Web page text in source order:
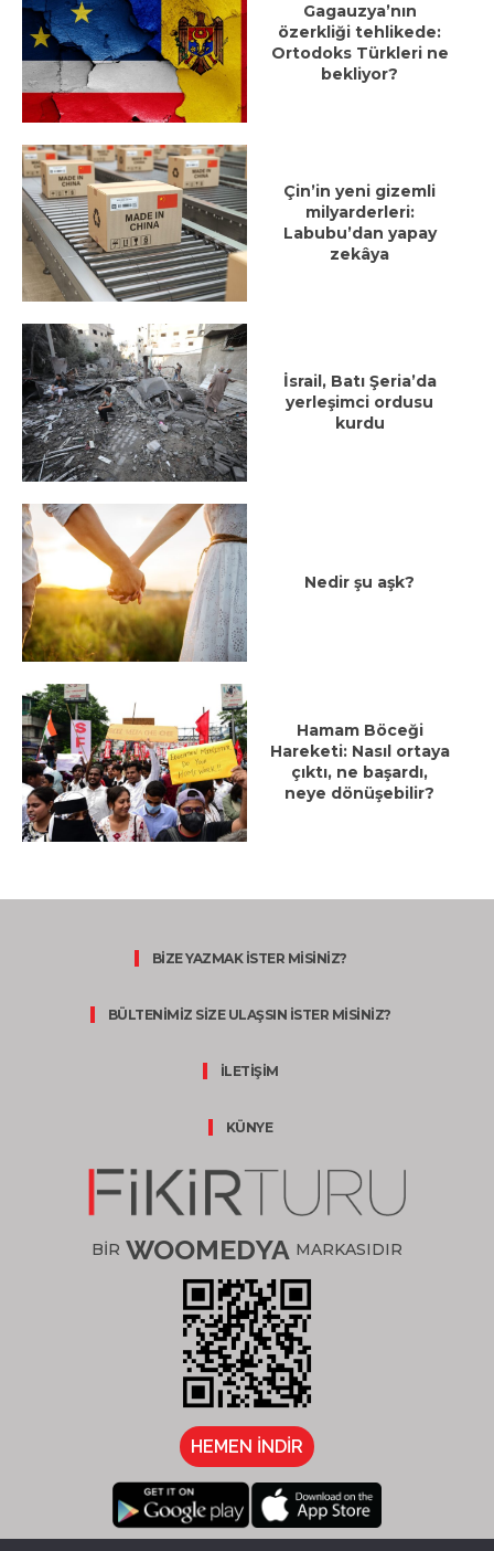
Gagauzya’nın
özerkliği tehlikede:
Ortodoks Türkleri ne
bekliyor?
Çin’in yeni gizemli
milyarderleri:
Labubu’dan yapay
zekâya
İsrail, Batı Şeria’da
yerleşimci ordusu
kurdu
Nedir şu aşk?
Hamam Böceği
Hareketi: Nasıl ortaya
çıktı, ne başardı,
neye dönüşebilir?
BİZE YAZMAK İSTER MİSİNİZ?
BÜLTENİMİZ SİZE ULAŞSIN İSTER MİSİNİZ?
İLETİŞİM
KÜNYE
BİR WOOMEDYA MARKASIDIR
HEMEN İNDİR